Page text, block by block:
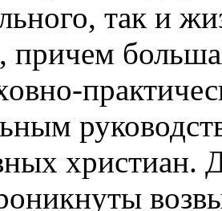
так и
причем
христиан.